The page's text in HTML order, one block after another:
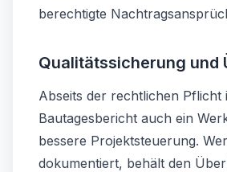
berechtigte
Qualitätssicherung und
Abseits der rechtlichen Pflicht
Bautagesbericht auch ein
bessere Projektsteuerung.
dokumentiert, behält den